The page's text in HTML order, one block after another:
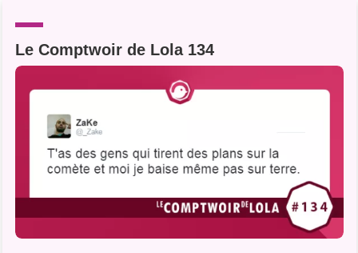
Le Comptwoir de Lola 134
Un Thread
C'EST PARTI